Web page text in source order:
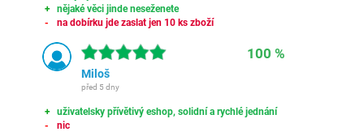
nějaké věci jinde neseženete
na dobírku jde zaslat jen 10 ks zboží
100 %
Miloš
před 5 dny
uživatelsky přívětivý eshop, solidní a rychlé jednání
nic